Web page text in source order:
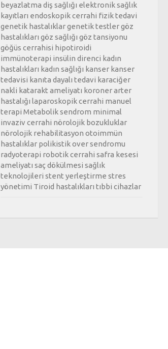
beyazlatma diş sağlığı elektronik sağlık
kayıtları endoskopik cerrahi fizik tedavi
genetik hastalıklargenetik testlergöz
hastalıkları göz sağlığı göz tansiyonu
göğüs cerrahisi hipotiroidi
immünoterapi insülin direnci kadın
hastalıkları kadın sağlığı kanser kanser
tedavisi kanıta dayalı tedavi karaciğer
nakli katarakt ameliyatı koroner arter
hastalığı laparoskopik cerrahi manuel
terapi Metabolik sendrom minimal
invaziv cerrahi nörolojik bozukluklar
nörolojik rehabilitasyon otoimmün
hastalıklar polikistik over sendromu
radyoterapi robotik cerrahi safra kesesi
ameliyatı saç dökülmesi sağlık
teknolojileri stent yerleştirme stres
yönetimi Tiroid hastalıkları tıbbi cihazlar